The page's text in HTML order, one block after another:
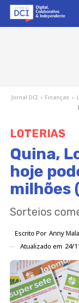
Jornal DCI › Finanças ›
LOTERIAS
Quina,
hoje
milhões
Sorteios
Escrito Por Anny
Atualizado em 24/